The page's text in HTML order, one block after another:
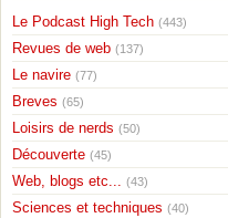
Le Podcast High Tech (443)
Revues de web (137)
Le navire (77)
Breves (65)
Loisirs de nerds (50)
Découverte (45)
Web, blogs etc... (43)
Sciences et techniques (40)